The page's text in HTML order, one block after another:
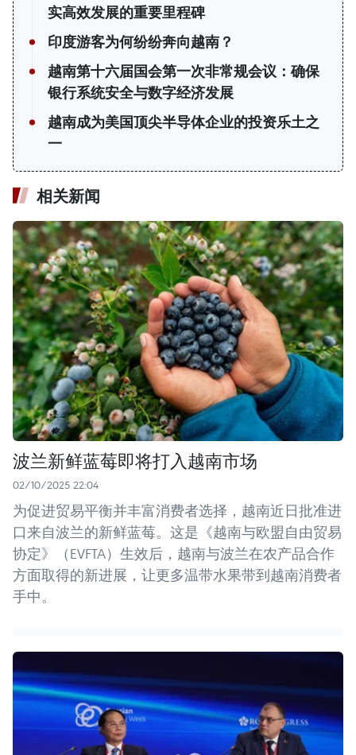
实高效发展的重要里程碑
印度游客为何纷纷奔向越南？
越南第十六届国会第一次非常规会议：确保
银行系统安全与数字经济发展
越南成为美国顶尖半导体企业的投资乐土之
一
相关新闻
波兰新鲜蓝莓即将打入越南市场
02/10/2025 22:04
为促进贸易平衡并丰富消费者选择，越南近日批准进
口来自波兰的新鲜蓝莓。这是《越南与欧盟自由贸易
协定》（EVFTA）生效后，越南与波兰在农产品合作
方面取得的新进展，让更多温带水果带到越南消费者
手中。